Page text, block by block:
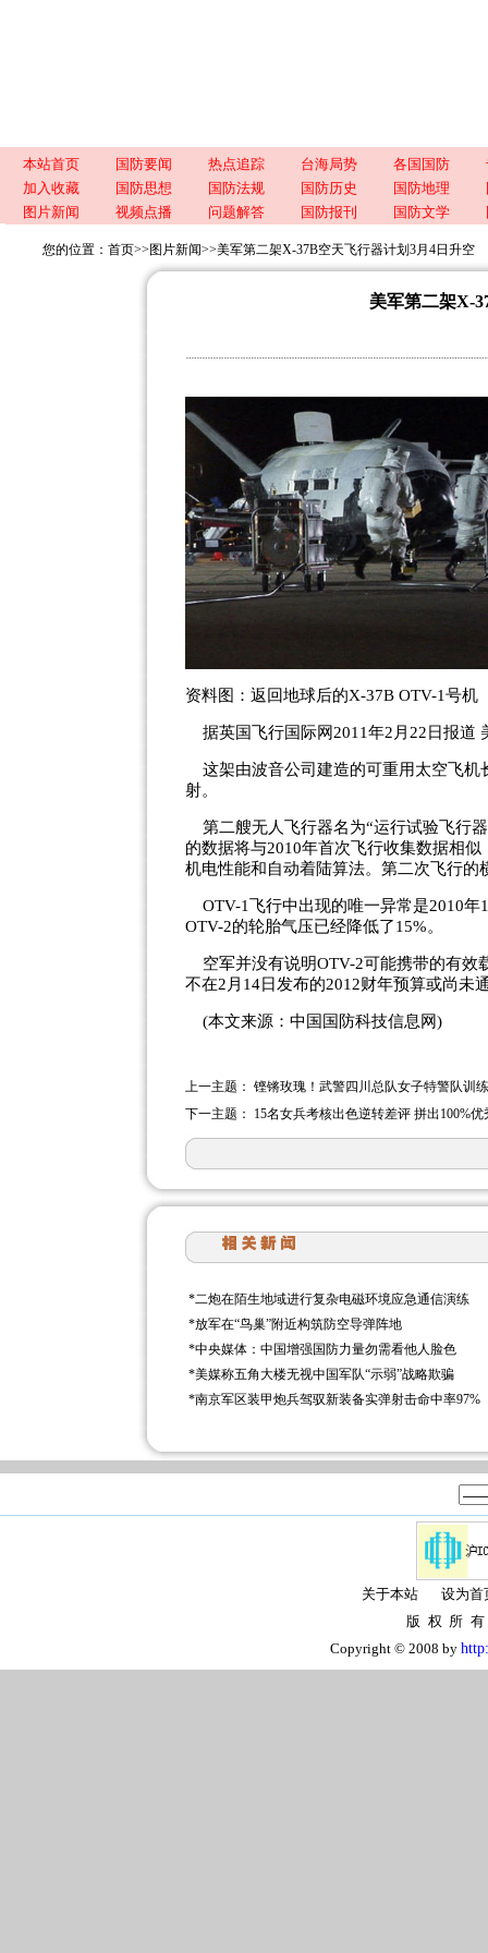
本站首页 国防要闻 热点追踪 台海局势 各国国防
加入收藏
国防思想 国防法规 国防历史 国防地理
图片新闻
视频点播 问题解答 国防报刊 国防文学
您的位置： 首页>> 图片新闻>>美军第二架X-37B空天飞行器计划3月4日升空
美军第二架X-
资料图：返回地球后的X-37B OTV-1号机
据英国飞行国际网2011年2月22日报道
这架由波音公司建造的可重用太空飞机
射。
第二艘无人飞行器名为“运行试验飞行
的数据将与2010年首次飞行收集数据相
机电性能和自动着陆算法。第二次飞行的
OTV-1飞行中出现的唯一异常是2010年
OTV-2的轮胎气压已经降低了15%。
空军并没有说明OTV-2可能携带的有效
不在2月14日发布的2012财年预算或尚未
(本文来源：中国国防科技信息网)
上一主题： 铿锵玫瑰！武警四川总队女子特警队训
下一主题： 15名女兵考核出色逆转差评 拼出100%优
*二炮在陌生地域进行复杂电磁环境应急通信演练
*放军在“鸟巢”附近构筑防空导弹阵地
*中央媒体：中国增强国防力量勿需看他人脸色
*美媒称五角大楼无视中国军队“示弱”战略欺骗
*南京军区装甲炮兵驾驭新装备实弹射击命中率97%